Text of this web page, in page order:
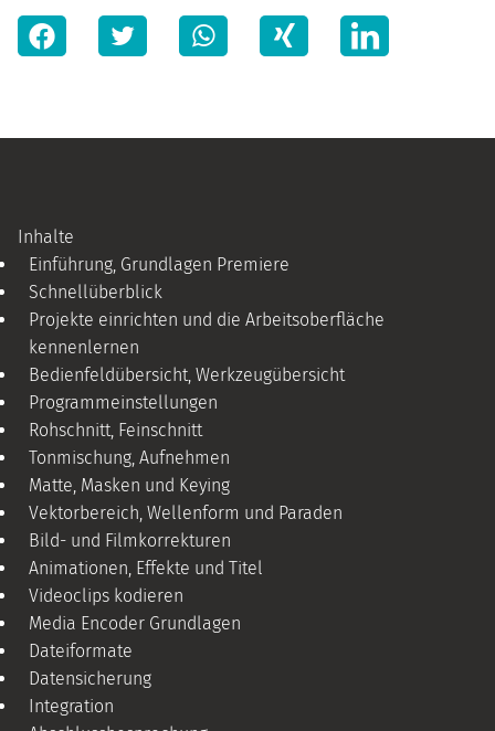
Inhalte
Einführung, Grundlagen Premiere
Schnellüberblick
Projekte einrichten und die Arbeitsoberfläche
kennenlernen
Bedienfeldübersicht, Werkzeugübersicht
Programmeinstellungen
Rohschnitt, Feinschnitt
Tonmischung, Aufnehmen
Matte, Masken und Keying
Vektorbereich, Wellenform und Paraden
Bild- und Filmkorrekturen
Animationen, Effekte und Titel
Videoclips kodieren
Media Encoder Grundlagen
Dateiformate
Datensicherung
Integration